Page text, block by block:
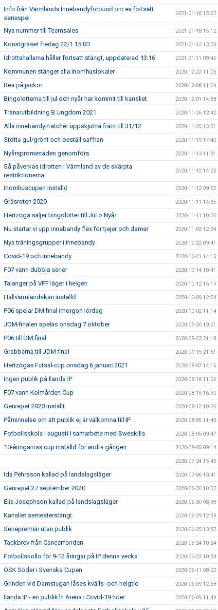
Info från Värmlands Innebandyförbund om ev fortsatt
seriespel
2021-01-18 15:23
Nya nummer till Teamsales 2021-01-18 15:12
Konstgräset fredag 22/1 15:00 2021-01-12 13:08
Idrottshallarna håller fortsatt stängt, uppdaterad 13:16 2021-01-11 09:46
Kommunen stänger alla inomhuslokaler 2020-12-22 11:05
Rea på jackor 2020-12-08 11:24
Bingolotterna till jul och nyår har kommit till kansliet 2020-12-01 14:58
Tränarutbildning B Ungdom 2021 2020-11-26 12:42
Alla innebandymatcher uppskjutna fram till 31/12 2020-11-25 13:51
Stötta gul/grönt och beställ saffran 2020-11-19 17:40
Nyårspromenaden genomförs 2020-11-13 11:31
Så påverkas idrotten i Värmland av de skärpta
restriktionerna
2020-11-12 14:23
Inomhuscupen inställd 2020-11-12 09:55
Gräsroten 2020 2020-11-11 14:35
Hertzöga säljer bingolotter till Jul o Nyår 2020-11-11 10:26
Nu startar vi upp innebandy flex för tjejer och damer 2020-11-03 12:34
Nya träningsgrupper i innebandy 2020-10-22 09:41
Covid-19 och innebandy 2020-10-21 14:15
F07 vann dubbla serier 2020-10-14 10:41
Talanger på VFF läger i helgen 2020-10-12 15:19
Hallvärmländskan inställd 2020-10-09 12:54
P06 spelar DM final imorgon lördag 2020-10-02 11:14
JDM-finalen spelas onsdag 7 oktober 2020-09-30 13:21
P06 till DM final 2020-09-23 21:18
Grabbarna till JDM final 2020-09-15 21:51
Hertzögas Futsal-cup onsdag 6 januari 2021 2020-09-07 14:15
Ingen publik på Ilanda IP 2020-08-18 11:06
F07 vann Kolmården Cup 2020-08-16 16:50
Genrepet 2020 inställt 2020-08-12 10:26
Påminnelse om att publik ej är välkomna till IP 2020-08-05 11:43
Fotbollsskola i augusti i samarbete med Sweskills 2020-08-05 09:47
10-åringarnas cup inställd för andra gången 2020-08-05 09:14
2020-07-24 15:45
Ida Pehrsson kallad på landslagsläger 2020-07-06 13:41
Genrepet 27 september 2020 2020-06-30 10:02
Elis Josephson kallad på landslagsläger 2020-06-30 08:38
Kansliet semesterstängt 2020-06-29 12:39
Seriepremiär utan publik 2020-06-25 13:57
Tackbrev från Cancerfonden 2020-06-24 10:24
Fotbollskollo för 9-12 åringar på IP denna vecka 2020-06-22 10:34
ÖSK Söder i Svenska Cupen 2020-06-11 08:22
Grinden vid Damstugan låses kvälls- och helgtid 2020-06-09 12:58
Ilanda IP - en publikfri Arena i Covid-19 tider 2020-06-09 11:49